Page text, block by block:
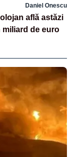
Daniel Onescu
află astăzi
miliard de euro